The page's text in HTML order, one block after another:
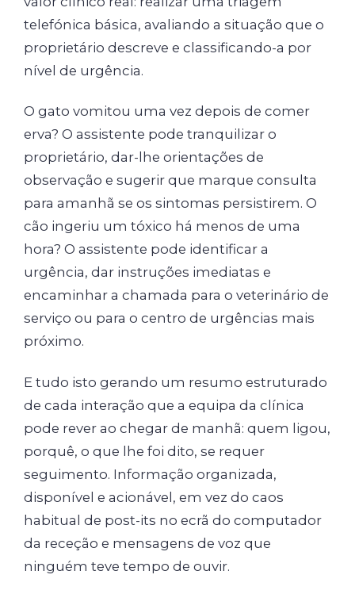
telefónica básica, avaliando a situação que o
proprietário descreve e classificando-a por
nível de urgência.
O gato vomitou uma vez depois de comer
erva? O assistente pode tranquilizar o
proprietário, dar-lhe orientações de
observação e sugerir que marque consulta
para amanhã se os sintomas persistirem. O
cão ingeriu um tóxico há menos de uma
hora? O assistente pode identificar a
urgência, dar instruções imediatas e
encaminhar a chamada para o veterinário de
serviço ou para o centro de urgências mais
próximo.
E tudo isto gerando um resumo estruturado
de cada interação que a equipa da clínica
pode rever ao chegar de manhã: quem ligou,
porquê, o que lhe foi dito, se requer
seguimento. Informação organizada,
disponível e acionável, em vez do caos
habitual de post-its no ecrã do computador
da receção e mensagens de voz que
ninguém teve tempo de ouvir.